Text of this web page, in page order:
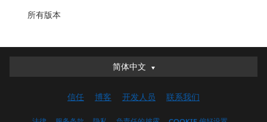
所有版本
简体中文
简体中文
English (UK)
信任 博客 开发人员 联系我们